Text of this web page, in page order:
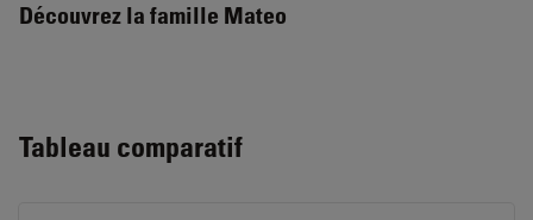
Découvrez la famille Mateo
Tableau comparatif